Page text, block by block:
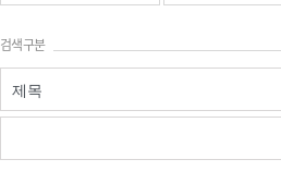
검색구분
제목